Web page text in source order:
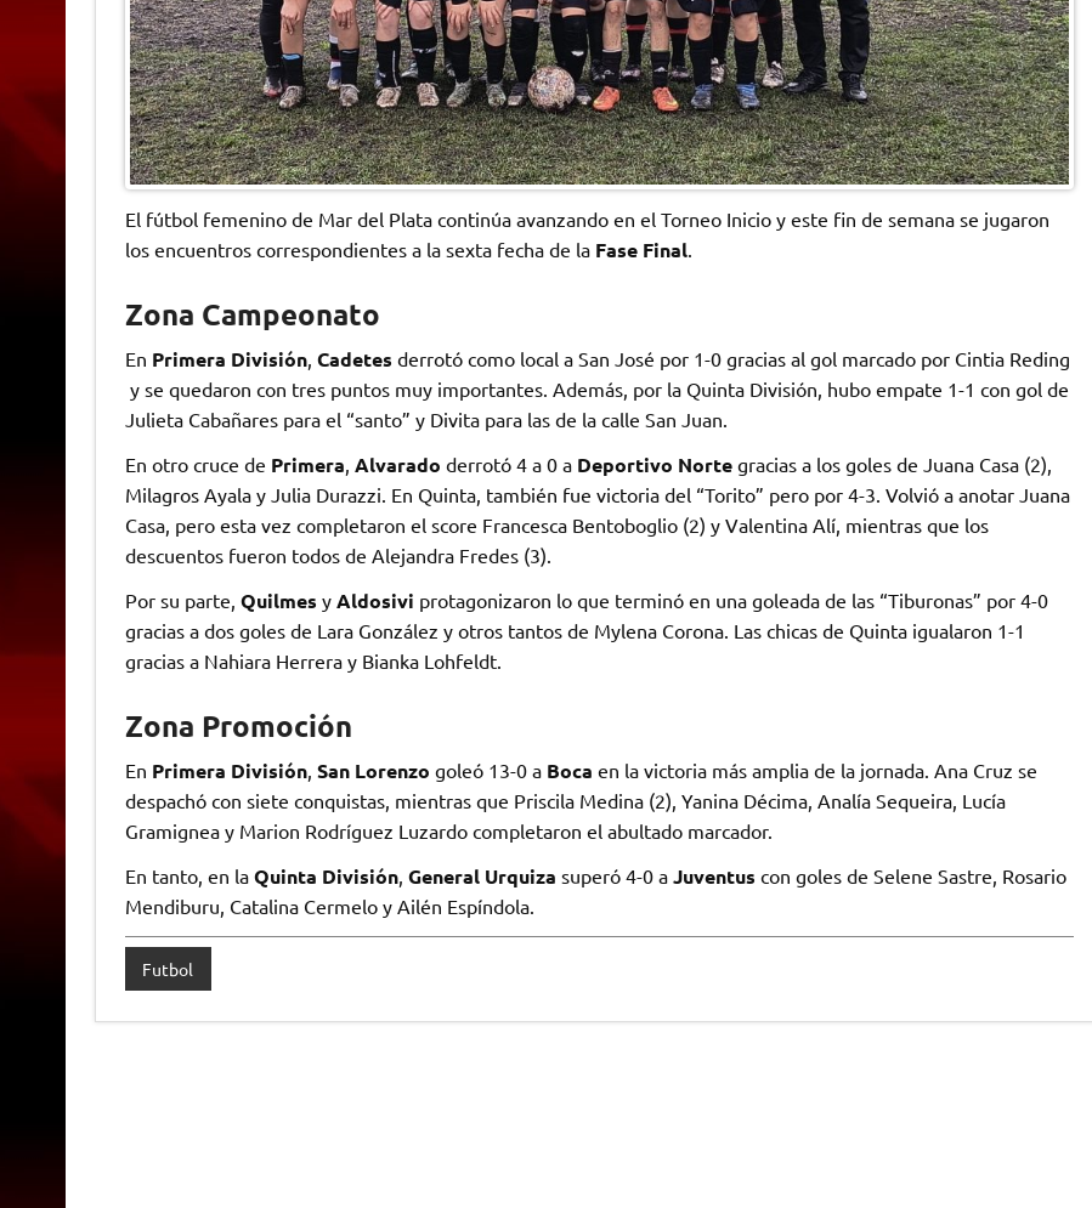
El fútbol femenino de Mar del Plata continúa avanzando en el Torneo Inicio y este fin de semana se jugaron
los encuentros correspondientes a la sexta fecha de la Fase Final.
Zona Campeonato
En Primera División, Cadetes derrotó como local a San José por 1-0 gracias al gol marcado por Cintia Reding
y se quedaron con tres puntos muy importantes. Además, por la Quinta División, hubo empate 1-1 con gol de
Julieta Cabañares para el “santo” y Divita para las de la calle San Juan.
En otro cruce de Primera, Alvarado derrotó 4 a 0 a Deportivo Nortegracias a los goles de Juana Casa (2),
Milagros Ayala y Julia Durazzi. En Quinta, también fue victoria del “Torito” pero por 4-3. Volvió a anotar Juana
Casa, pero esta vez completaron el score Francesca Bentoboglio (2) y Valentina Alí, mientras que los
descuentos fueron todos de Alejandra Fredes (3).
Por su parte, Quilmes y Aldosivi protagonizaron lo que terminó en una goleada de las “Tiburonas” por 4-0
gracias a dos goles de Lara González y otros tantos de Mylena Corona. Las chicas de Quinta igualaron 1-1
gracias a Nahiara Herrera y Bianka Lohfeldt.
Zona Promoción
En Primera División, San Lorenzo goleó 13-0 a Boca en la victoria más amplia de la jornada. Ana Cruz se
despachó con siete conquistas, mientras que Priscila Medina (2), Yanina Décima, Analía Sequeira, Lucía
Gramignea y Marion Rodríguez Luzardo completaron el abultado marcador.
En tanto, en la Quinta División, General Urquiza superó 4-0 a Juventus con goles de Selene Sastre, Rosario
Mendiburu, Catalina Cermelo y Ailén Espíndola.
Futbol